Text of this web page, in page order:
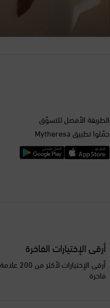
الطريقة الأفضل للتسوّق
حمّلوا تطبيق Mytheresa
أرقى الإختيارات الفاخرة
أرقى
فاخرة